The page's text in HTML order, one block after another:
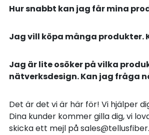
Hur snabbt kan jag får mina
Jag vill köpa många produkter.
Jag är lite osöker på vilka
nätverksdesign. Kan jag fråga
Det är det vi är här för! Vi hjälper
Dina kunder kommer gilla dig, vi
skicka ett mejl på